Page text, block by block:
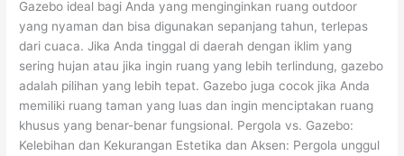
Gazebo ideal bagi Anda yang menginginkan ruang outdoor
yang nyaman dan bisa digunakan sepanjang tahun, terlepas
dari cuaca. Jika Anda tinggal di daerah dengan iklim yang
sering hujan atau jika ingin ruang yang lebih terlindung, gazebo
adalah pilihan yang lebih tepat. Gazebo juga cocok jika Anda
memiliki ruang taman yang luas dan ingin menciptakan ruang
khusus yang benar-benar fungsional. Pergola vs. Gazebo:
Kelebihan dan Kekurangan Estetika dan Aksen: Pergola unggul